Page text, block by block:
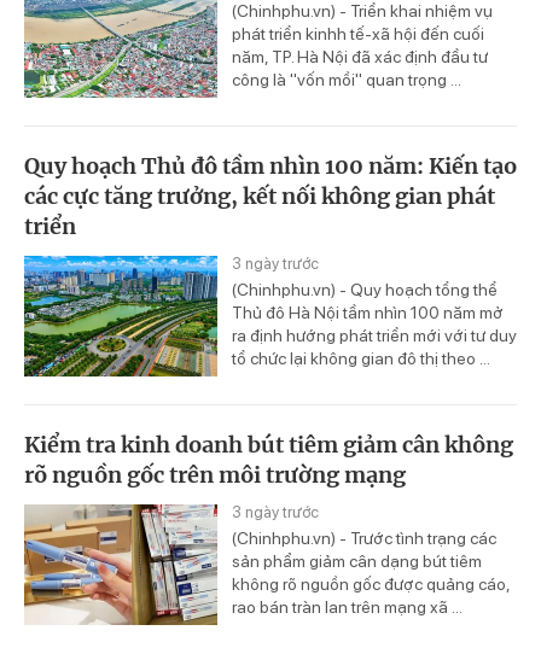
(Chinhphu.vn) - Triển khai nhiệm vụ
phát triển kinhh tế-xã hội đến cuối
năm, TP. Hà Nội đã xác định đầu tư
công là "vốn mồi" quan trọng ...
Quy hoạch Thủ đô tầm nhìn 100 năm: Kiến tạo
các cực tăng trưởng, kết nối không gian phát
triển
3 ngày trước
(Chinhphu.vn) - Quy hoạch tổng thể
Thủ đô Hà Nội tầm nhìn 100 năm mở
ra định hướng phát triển mới với tư duy
tổ chức lại không gian đô thị theo ...
Kiểm tra kinh doanh bút tiêm giảm cân không
rõ nguồn gốc trên môi trường mạng
3 ngày trước
(Chinhphu.vn) - Trước tình trạng các
sản phẩm giảm cân dạng bút tiêm
không rõ nguồn gốc được quảng cáo,
rao bán tràn lan trên mạng xã ...